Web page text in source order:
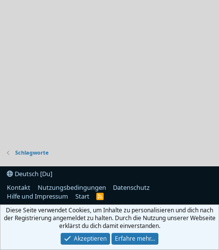
Schlagworte
Deutsch [Du]
Kontakt
Nutzungsbedingungen
Datenschutz
Hilfe und Impressum
Start
R
S
Diese Seite verwendet Cookies, um Inhalte zu personalisieren und dich nach
der Registrierung angemeldet zu halten. Durch die Nutzung unserer Webseite
erklärst du dich damit einverstanden.
Akzeptieren
Erfahre mehr…